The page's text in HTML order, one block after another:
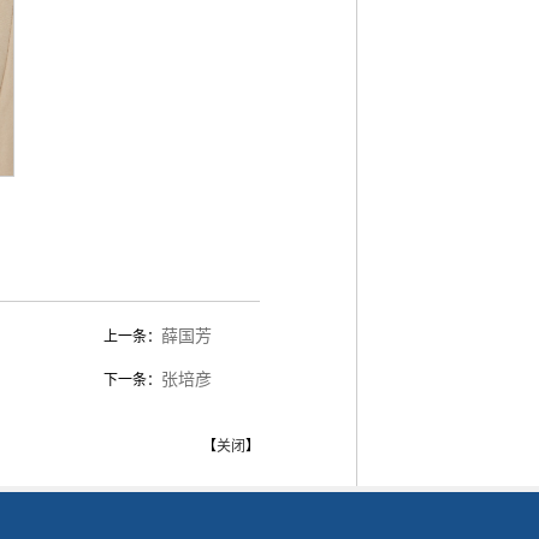
上一条： 薛国芳
下一条： 张培彦
【关闭】